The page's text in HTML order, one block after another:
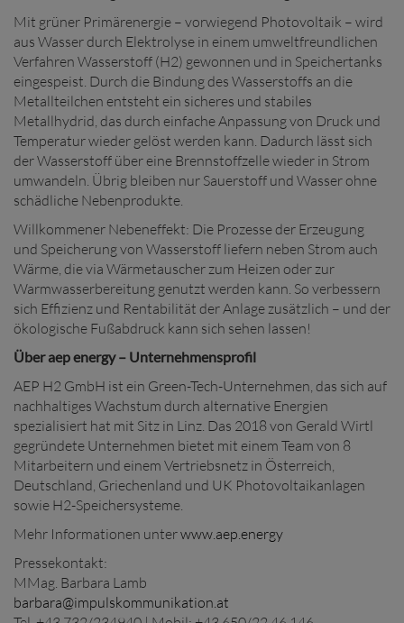
Mit grüner Primärenergie – vorwiegend Photovoltaik – wird
aus Wasser durch Elektrolyse in einem umweltfreundlichen
Verfahren Wasserstoff (H2) gewonnen und in Speichertanks
eingespeist. Durch die Bindung des Wasserstoffs an die
Metallteilchen entsteht ein sicheres und stabiles
Metallhydrid, das durch einfache Anpassung von Druck und
Temperatur wieder gelöst werden kann. Dadurch lässt sich
der Wasserstoff über eine Brennstoffzelle wieder in Strom
umwandeln. Übrig bleiben nur Sauerstoff und Wasser ohne
schädliche Nebenprodukte.
Willkommener Nebeneffekt: Die Prozesse der Erzeugung
und Speicherung von Wasserstoff liefern neben Strom auch
Wärme, die via Wärmetauscher zum Heizen oder zur
Warmwasserbereitung genutzt werden kann. So verbessern
sich Effizienz und Rentabilität der Anlage zusätzlich – und der
ökologische Fußabdruck kann sich sehen lassen!
Über aep energy – Unternehmensprofil
AEP H2 GmbH ist ein Green-Tech-Unternehmen, das sich auf
nachhaltiges Wachstum durch alternative Energien
spezialisiert hat mit Sitz in Linz. Das 2018 von Gerald Wirtl
gegründete Unternehmen bietet mit einem Team von 8
Mitarbeitern und einem Vertriebsnetz in Österreich,
Deutschland, Griechenland und UK Photovoltaikanlagen
sowie H2-Speichersysteme.
Mehr Informationen unterwww.aep.energy
Pressekontakt:
MMag. Barbara Lamb
barbara@impulskommunikation.at